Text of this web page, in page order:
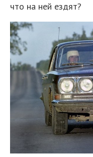
что на ней ездят?